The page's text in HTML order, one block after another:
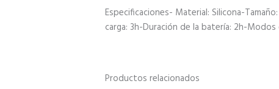
Especificaciones- Material: Silicona-
carga: 3h-Duración de la batería: 2h-
Productos relacionados